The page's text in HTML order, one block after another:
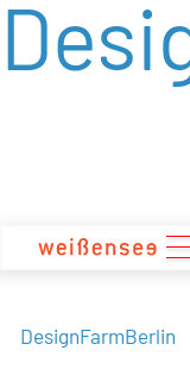
zum
DesignFarmBerlin